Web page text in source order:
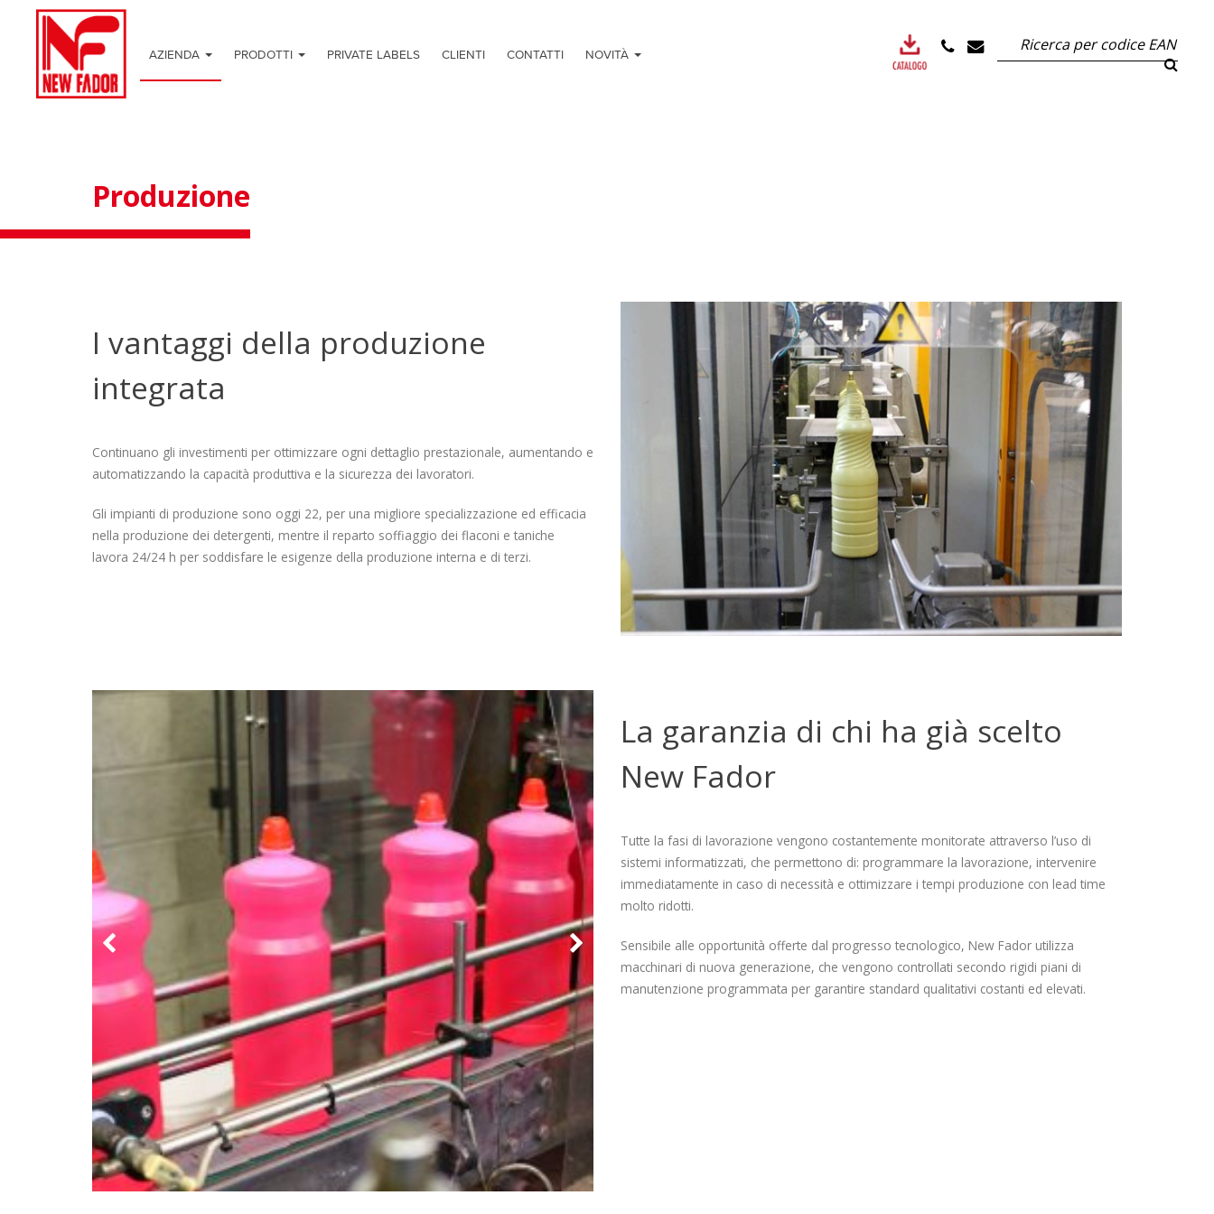
AZIENDA PRODOTTI PRIVATE LABELS CLIENTI CONTATTI NOVITÀ
Produzione
I vantaggi della produzione
integrata
Continuano gli investimenti per ottimizzare ogni dettaglio prestazionale, aumentando e
automatizzando la capacità produttiva e la sicurezza dei lavoratori.
Gli impianti di produzione sono oggi 22, per una migliore specializzazione ed efficacia
nella produzione dei detergenti, mentre il reparto soffiaggio dei flaconi e taniche
lavora 24/24 h per soddisfare le esigenze della produzione interna e di terzi.
La garanzia di chi ha già scelto
New Fador
Tutte la fasi di lavorazione vengono costantemente monitorate attraverso l’uso di
sistemi informatizzati, che permettono di: programmare la lavorazione, intervenire
immediatamente in caso di necessità e ottimizzare i tempi produzione con lead time
molto ridotti.
Sensibile alle opportunità offerte dal progresso tecnologico, New Fador utilizza
macchinari di nuova generazione, che vengono controllati secondo rigidi piani di
manutenzione programmata per garantire standard qualitativi costanti ed elevati.